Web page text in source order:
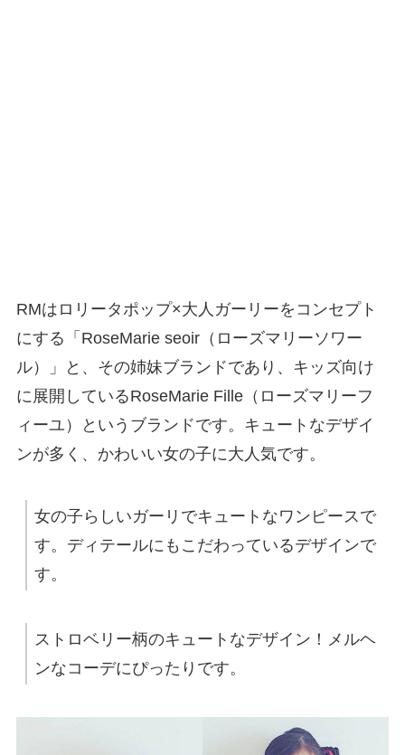
RMはロリータポップ×大人ガーリーをコンセプト
にする「RoseMarie seoir（ローズマリーソワー
ル）」と、その姉妹ブランドであり、キッズ向け
に展開しているRoseMarie Fille（ローズマリーフ
ィーユ）というブランドです。キュートなデザイ
ンが多く、かわいい女の子に大人気です。
女の子らしいガーリでキュートなワンピースで
す。ディテールにもこだわっているデザインで
す。
ストロベリー柄のキュートなデザイン！メルヘ
ンなコーデにぴったりです。